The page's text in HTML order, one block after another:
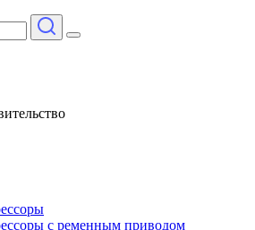
с ременным приводом